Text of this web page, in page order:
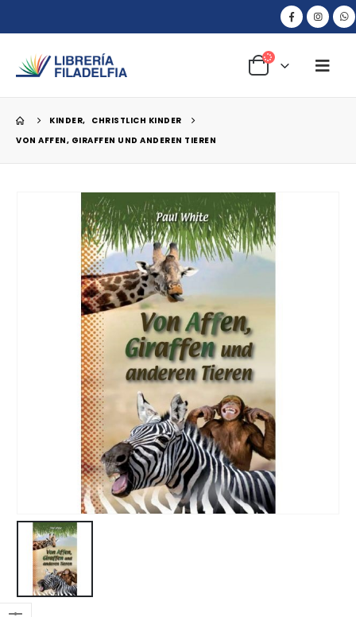
KINDER, CHRISTLICH KINDER
VON AFFEN, GIRAFFEN UND ANDEREN TIEREN